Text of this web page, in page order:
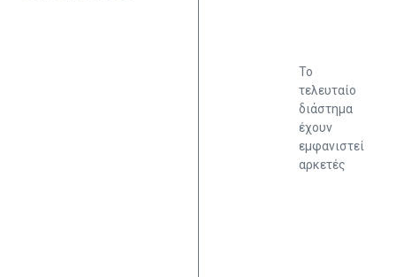
Το
τελευταίο
διάστημα
έχουν
εμφανιστεί
αρκετές